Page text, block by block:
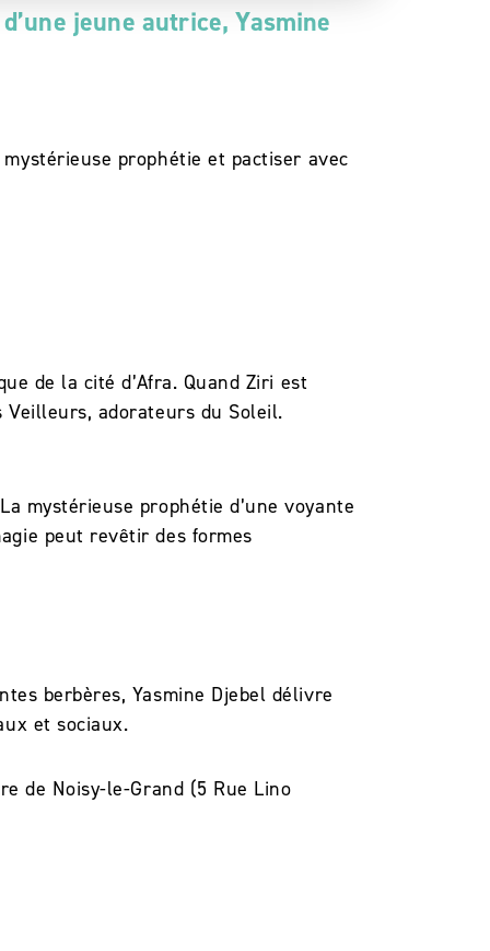
jeune autrice, Yasmine
prophétie et pactiser avec
de la cité d’Afra. Quand Ziri est
adorateurs du Soleil.
mystérieuse prophétie d’une voyante
peut revêtir des formes
berbères, Yasmine Djebel délivre
et sociaux.
de Noisy-le-Grand (5 Rue Lino